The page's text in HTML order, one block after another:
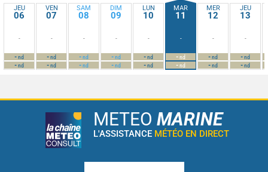
JEU
06
-
-nd
-nd
VEN
07
-
-nd
-nd
SAM
08
-
-nd
-nd
DIM
09
-
-nd
-nd
LUN
10
-
-nd
-nd
MAR
11
-
-nd
-nd
MER
12
-
-nd
-nd
JEU
13
-
-nd
-nd
METEO MARINE
L'ASSISTANCE MÉTÉO EN DIRECT